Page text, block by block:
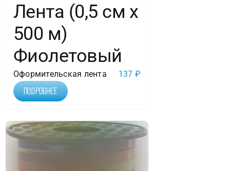
Лента (0,5 см х
500 м)
Фиолетовый
Оформительская лента 137 ₽
Подробнее